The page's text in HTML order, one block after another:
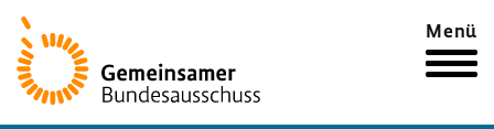
Zur
Startseite
Menü